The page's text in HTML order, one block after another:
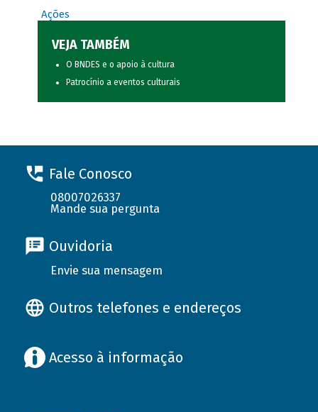
Ações
VEJA TAMBÉM
O BNDES e o apoio à cultura
Patrocínio a eventos culturais
Fale Conosco
08007026337
Mande sua pergunta
Ouvidoria
Envie sua mensagem
Outros telefones e endereços
Acesso à informação